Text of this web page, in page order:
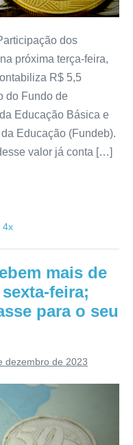
dos
próxima terça-feira,
R$ 5,5
do Fundo de
Educação Básica e
Educação (Fundeb).
valor já conta […]
4x
mais de
feira;
para o seu
dezembro de 2023